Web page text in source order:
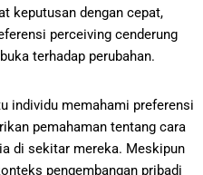
keputusan dengan cepat,
perceiving cenderung
terhadap perubahan.
individu memahami preferensi
pemahaman tentang cara
di sekitar mereka. Meskipun
pengembangan pribadi